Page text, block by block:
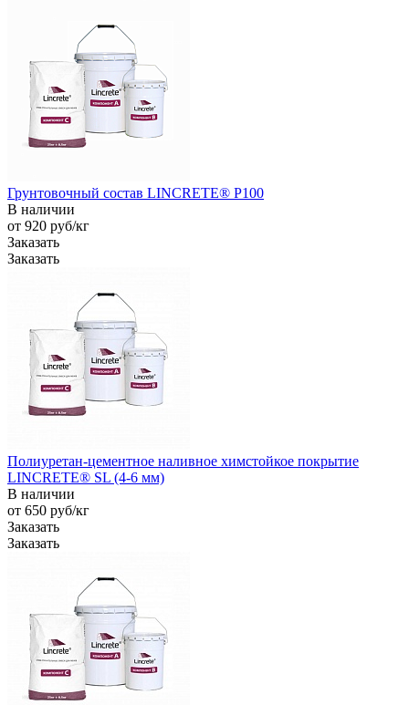
Грунтовочный состав LINCRETE® P100
В наличии
от 920 руб/кг
Заказать
Заказать
Полиуретан-цементное наливное химстойкое покрытие
LINCRETE® SL (4-6 мм)
В наличии
от 650 руб/кг
Заказать
Заказать